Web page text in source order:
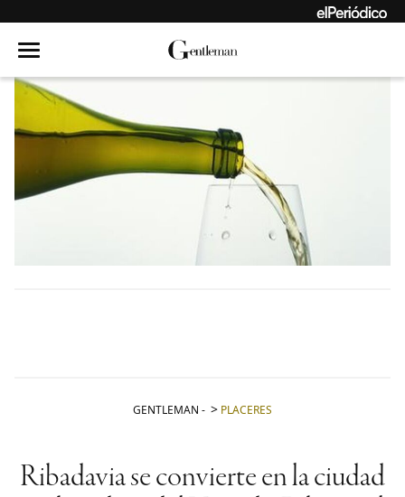
GENTLEMAN - PLACERES
Ribadavia se convierte en la ciudad